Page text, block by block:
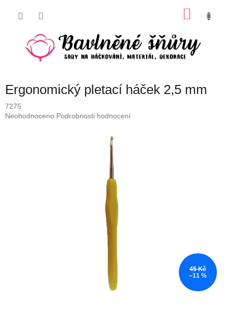
Ergonomický pletací háček 2,5 mm
7275
Průměrné
Neohodnoceno Podrobnosti hodnocení
45 Kč
–11 %